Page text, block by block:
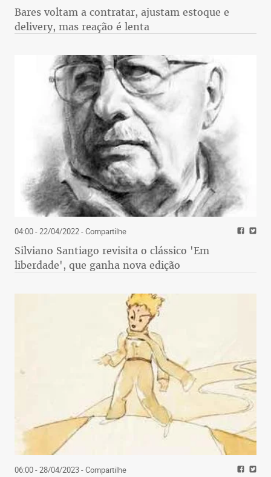
Bares voltam a contratar, ajustam estoque e
delivery, mas reação é lenta
04:00 - 22/04/2022- Compartilhe
Silviano Santiago revisita o clássico 'Em
liberdade', que ganha nova edição
06:00 - 28/04/2023- Compartilhe